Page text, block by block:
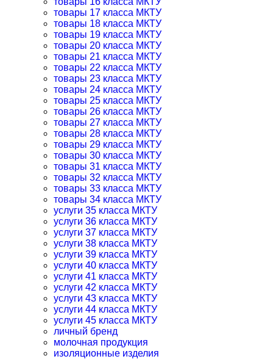
товары 17 класса МКТУ
товары 18 класса МКТУ
товары 19 класса МКТУ
товары 20 класса МКТУ
товары 21 класса МКТУ
товары 22 класса МКТУ
товары 23 класса МКТУ
товары 24 класса МКТУ
товары 25 класса МКТУ
товары 26 класса МКТУ
товары 27 класса МКТУ
товары 28 класса МКТУ
товары 29 класса МКТУ
товары 30 класса МКТУ
товары 31 класса МКТУ
товары 32 класса МКТУ
товары 33 класса МКТУ
товары 34 класса МКТУ
услуги 35 класса МКТУ
услуги 36 класса МКТУ
услуги 37 класса МКТУ
услуги 38 класса МКТУ
услуги 39 класса МКТУ
услуги 40 класса МКТУ
услуги 41 класса МКТУ
услуги 42 класса МКТУ
услуги 43 класса МКТУ
услуги 44 класса МКТУ
услуги 45 класса МКТУ
личный бренд
молочная продукция
изоляционные изделия